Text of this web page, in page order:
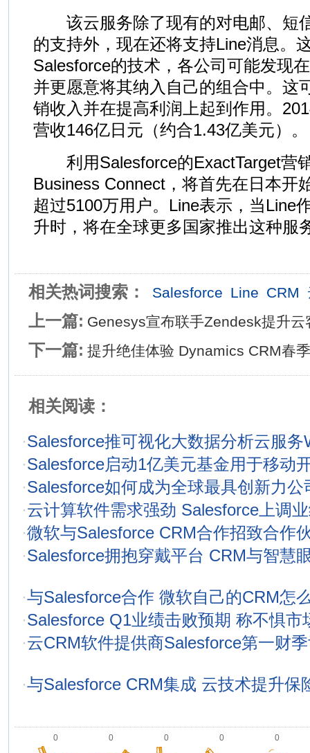
该云服务除了现有的对电邮、短
的支持外，现在还将支持Line消息。
Salesforce的技术，各公司可能发现
并更愿意将其纳入自己的组合中。这
销收入并在提高利润上起到作用。
营收146亿日元（约合1.43亿美元）。
利用Salesforce的ExactTarget营
Business Connect，将首先在日本开
超过5100万用户。Line表示，当Line
升时，将在全球更多国家推出这种服
相关热词搜索： Salesforce Line CRM
上一篇: Genesys宣布联手Zendesk提升云
下一篇: 提升绝佳体验 Dynamics CRM春
相关阅读：
·Salesforce推可视化大数据分析云服务
·Salesforce启动1亿美元基金用于移动
·Salesforce如何成为全球最具创新力公
·云计算软件需求强劲 Salesforce上调
·微软与Salesforce CRM合作招致合作
·Salesforce拥抱穿戴平台 CRM与智慧
·与Salesforce合作 微软自己的CRM怎
·Salesforce Q1业绩击败预期 称不惧市
·云CRM软件提供商Salesforce第一财
·与Salesforce CRM集成 云技术提升保
0 0 0 0 0